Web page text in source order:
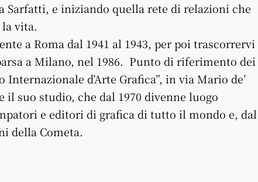
Sarfatti, e iniziando quella rete di relazioni che
vita.
a Roma dal 1941 al 1943, per poi trascorrervi
a Milano, nel 1986. Punto di riferimento dei
d’Arte Grafica”, in via Mario de’
il suo studio, che dal 1970 divenne luogo
e editori di grafica di tutto il mondo e, dal
della Cometa.